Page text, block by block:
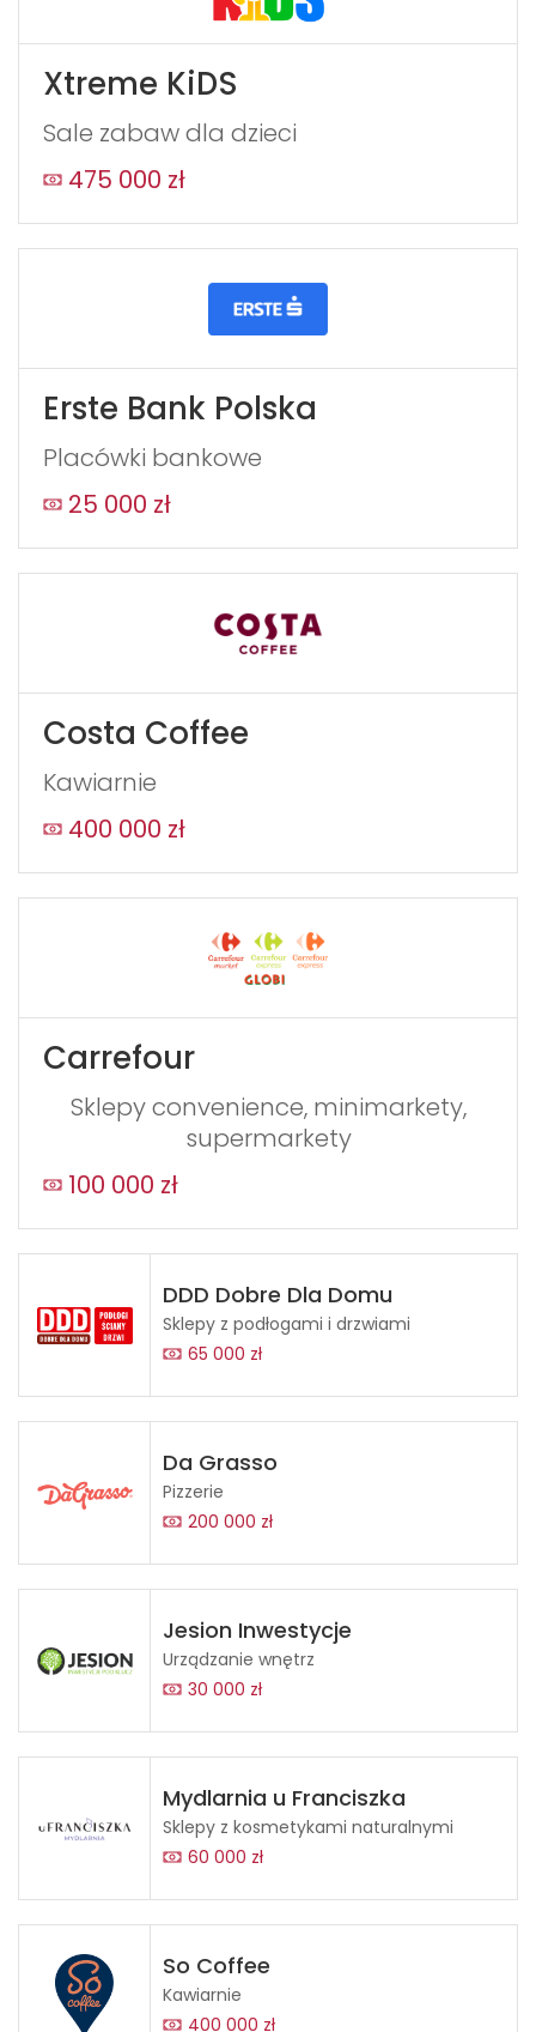
Xtreme KiDS
Sale zabaw dla dzieci
475 000 zł
Erste Bank Polska
Placówki bankowe
25 000 zł
Costa Coffee
Kawiarnie
400 000 zł
Carrefour
Sklepy convenience, minimarkety,
supermarkety
100 000 zł
DDD Dobre Dla Domu
Sklepy z podłogami i drzwiami
65 000 zł
Da Grasso
Pizzerie
200 000 zł
Jesion Inwestycje
Urządzanie wnętrz
30 000 zł
Mydlarnia u Franciszka
Sklepy z kosmetykami naturalnymi
60 000 zł
So Coffee
Kawiarnie
400 000 zł